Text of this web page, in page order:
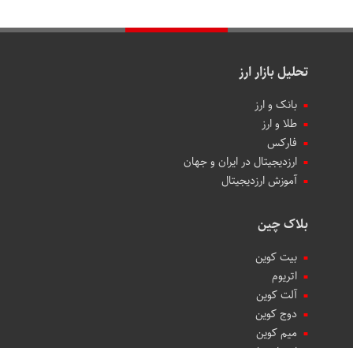
تحلیل بازار ارز
بانک و ارز
طلا و ارز
فارکس
ارزدیجیتال در ایران و جهان
آموزش ارزدیجیتال
بلاک چین
بیت کوین
اتریوم
آلت کوین
دوج کوین
میم کوین‌